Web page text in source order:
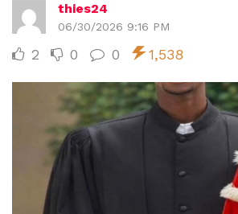
thies24
06/30/2026 9:16 PM
2 0 0 1,538